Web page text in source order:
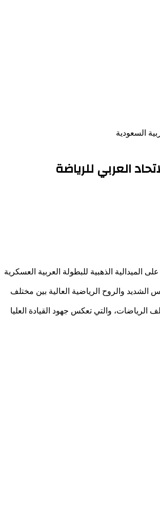
السعودية
العربي للرياضة
الذهبية للبطولة العربية العسكرية
والروح الرياضية العالية بين مختلف
والتي تعكس جهود القيادة العليا